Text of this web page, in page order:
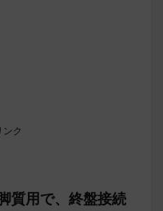
ンク
質用で、終盤接続